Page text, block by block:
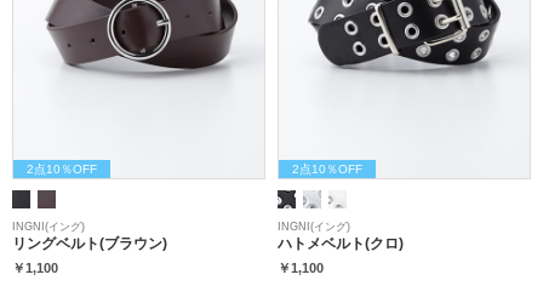
2点10％OFF
INGNI(イング)
リングベルト(ブラウン)
￥1,100
2点10％OFF
INGNI(イング)
ハトメベルト(クロ)
￥1,100